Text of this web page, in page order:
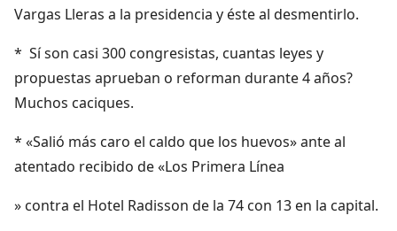
Vargas Lleras a la presidencia y éste al desmentirlo.
* Sí son casi 300 congresistas, cuantas leyes y
propuestas aprueban o reforman durante 4 años?
Muchos caciques.
* «Salió más caro el caldo que los huevos» ante al
atentado recibido de «Los Primera Línea
» contra el Hotel Radisson de la 74 con 13 en la capital.